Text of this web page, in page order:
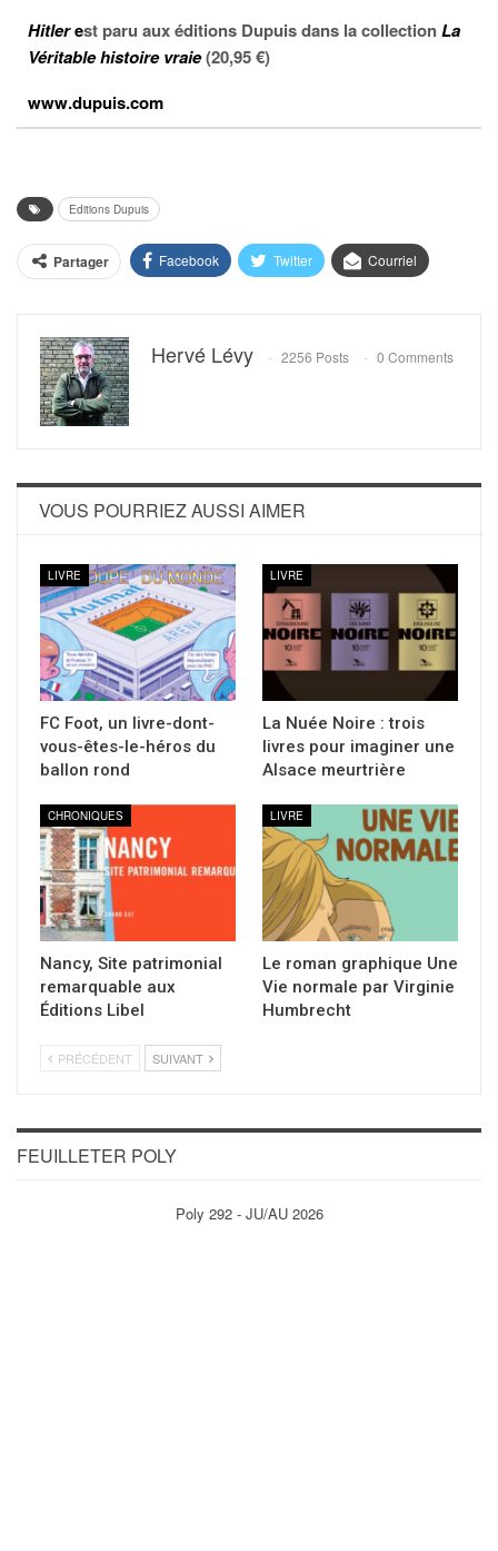
Hitlerest paru aux éditions Dupuis dans la collectionLa
Véritable histoire vraie(20,95 €)
www.dupuis.com
Editions Dupuis
Partager Facebook Twitter Courriel
Hervé Lévy 2256 Posts 0 Comments
VOUS POURRIEZ AUSSI AIMER
LIVRE
FC Foot, un livre-dont-
vous-êtes-le-héros du
ballon rond
LIVRE
La Nuée Noire : trois
livres pour imaginer une
Alsace meurtrière
CHRONIQUES
Nancy, Site patrimonial
remarquable aux
Éditions Libel
LIVRE
Le roman graphique Une
Vie normale par Virginie
Humbrecht
PRÉCÉDENT SUIVANT
FEUILLETER POLY
Poly 292 - JU/AU 2026